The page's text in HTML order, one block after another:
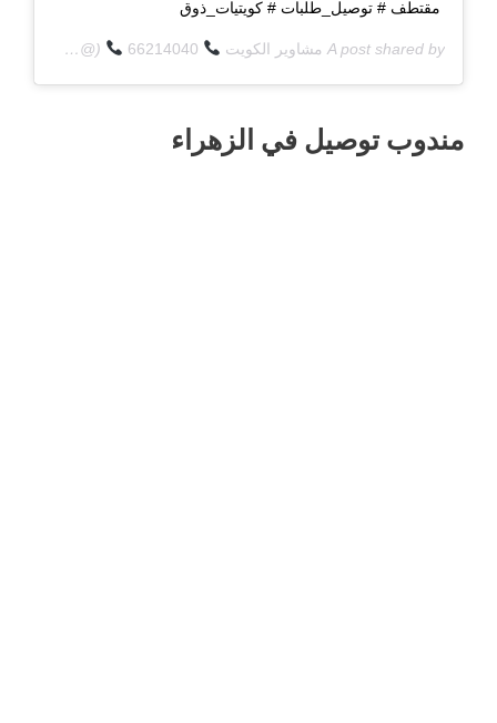
مقتطف # توصيل_طلبات # كويتيات_ذوق
A post shared by مشاوير الكويت (@q8deliverycom) on
مندوب توصيل في الزهراء